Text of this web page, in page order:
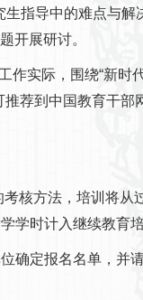
指导中的难点与解
开展研讨。
实际，围绕“新时
荐到中国教育干部
核方法，培训将从
学时计入继续教育培
确定报名名单，并